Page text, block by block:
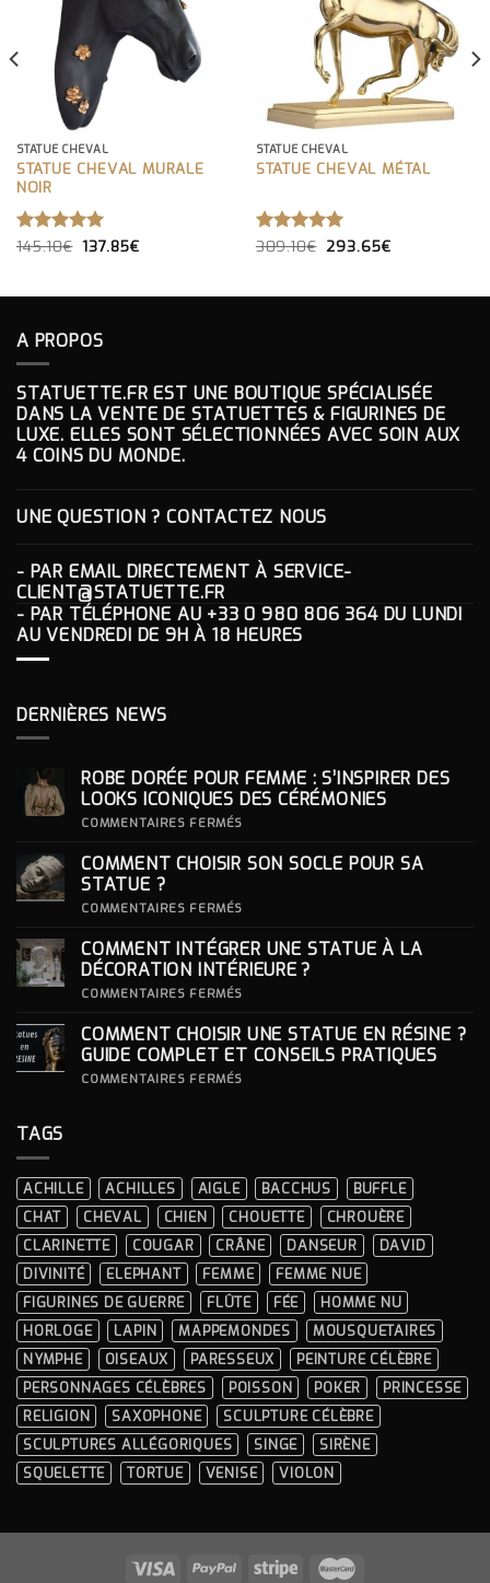
STATUE CHEVAL
STATUE CHEVAL MURALE
NOIR
NOTE5.00
145.10€ LE
145.10€.
137.85€LE
137.85€.
STATUE CHEVAL
STATUE CHEVAL MÉTAL
NOTE5.00
309.10€ LE
309.10€.
293.65€LE
293.65€.
A PROPOS
STATUETTE.FR EST UNE BOUTIQUE SPÉCIALISÉE
DANS LA VENTE DE STATUETTES & FIGURINES DE
LUXE. ELLES SONT SÉLECTIONNÉES AVEC SOIN AUX
4 COINS DU MONDE.
UNE QUESTION ? CONTACTEZ NOUS
- PAR EMAIL DIRECTEMENT À SERVICE-
CLIENT@STATUETTE.FR
- PAR TÉLÉPHONE AU +33 0 980 806 364DU LUNDI
AU VENDREDI DE 9H À 18 HEURES
DERNIÈRES NEWS
ROBE DORÉE POUR FEMME : S’INSPIRER DES
LOOKS ICONIQUES DES CÉRÉMONIES
COMMENTAIRES FERMÉS
POUR
ICONIQUES
DES
CÉRÉMONIES
COMMENT CHOISIR SON SOCLE POUR SA
STATUE ?
COMMENTAIRES FERMÉS
SON
SOCLE
POUR
COMMENT INTÉGRER UNE STATUE À LA
DÉCORATION INTÉRIEURE ?
COMMENTAIRES FERMÉS
UNE
STATUE
À
COMMENT CHOISIR UNE STATUE EN RÉSINE ?
GUIDE COMPLET ET CONSEILS PRATIQUES
COMMENTAIRES FERMÉS
?
GUIDE
COMPLET
ET
CONSEILS
PRATIQUES
TAGS
ACHILLE ACHILLES AIGLE BACCHUS
BUFFLE
CHAT
CHEVAL CHIEN CHOUETTE
CHROUÈRE
CLARINETTE
COUGAR CRÂNE DANSEUR
DAVID
DIVINITÉ
ELEPHANT FEMME
FEMME NUE
FIGURINES DE GUERRE
FLÛTE FÉE
HOMME NU
HORLOGE
LAPIN MAPPEMONDES
MOUSQUETAIRES
NYMPHE
OISEAUX PARESSEUX
PEINTURE CÉLÈBRE
PERSONNAGES CÉLÈBRES
POISSON POKER
PRINCESSE
RELIGION
SAXOPHONE
SCULPTURE CÉLÈBRE
SCULPTURES ALLÉGORIQUES
SINGE
SIRÈNE
SQUELETTE
TORTUE VENISE VIOLON